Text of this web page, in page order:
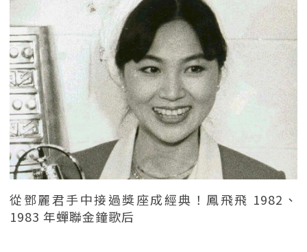
從鄧麗君手中接過獎座成經典！鳳飛飛 1982、
1983 年蟬聯金鐘歌后